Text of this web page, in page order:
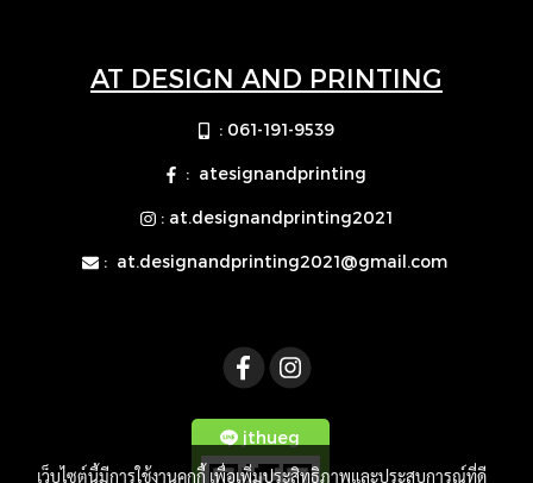
AT DESIGN AND PRINTING
: 061-191-9539
: atesignandprinting
: at.designandprinting2021
: at.designandprinting2021@gmail.com
jthueg
เว็บไซต์นี้มีการใช้งานคุกกี้ เพื่อเพิ่มประสิทธิภาพและประสบการณ์ที่ดี